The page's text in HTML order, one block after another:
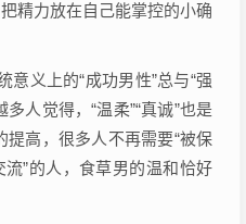
精力放在自己能掌控的小确
意义上的“成功男性”总与“强
人觉得，“温柔”“真诚”也是
高，很多人不再需要“被保
流”的人，食草男的温和恰好